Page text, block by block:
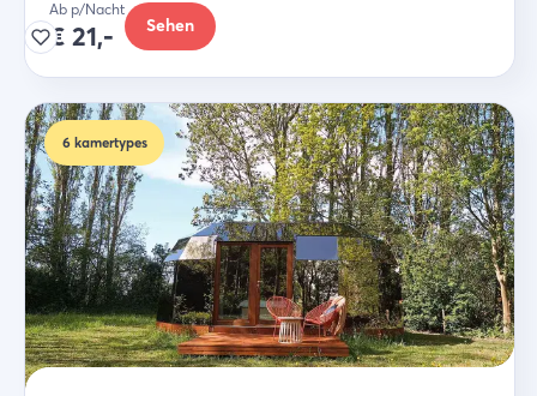
Ab p/Nacht
€ 21,- Sehen
6 kamertypes